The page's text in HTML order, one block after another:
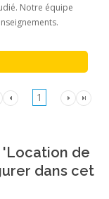
Notre équipe
1
'Location de
dans cet